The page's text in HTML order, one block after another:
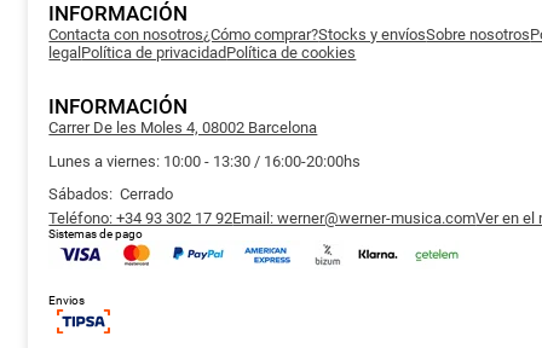
INFORMACIÓN
Contacta con nosotros¿Cómo comprar?Stocks y envíosSobre nosotros
legal Política de privacidadPolítica de cookies
INFORMACIÓN
Carrer De les Moles 4, 08002 Barcelona
Lunes a viernes: 10:00 - 13:30 / 16:00-20:00hs
Sábados: Cerrado
Teléfono: +34 93 302 17 92Email: werner@werner-musica.comVer en el
Sistemas de pago
Envios